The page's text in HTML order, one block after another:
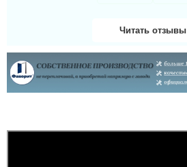
двері просто клас, яЧитать отзывы